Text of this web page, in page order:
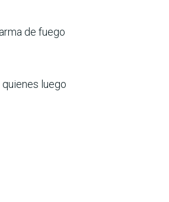
de fuego
quienes luego